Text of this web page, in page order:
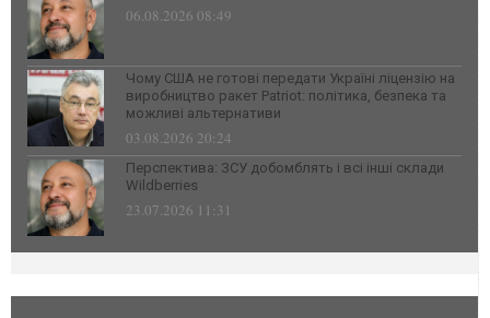
06.08.2026 08:49
Чому США не готові передати Україні ліцензію на
виробництво ракет Patriot: політика, безпека та
можливі альтернативи
03.08.2026 20:24
Перспектива: ЗСУ добомблять і всі інші склади
Wildberries
23.07.2026 11:31